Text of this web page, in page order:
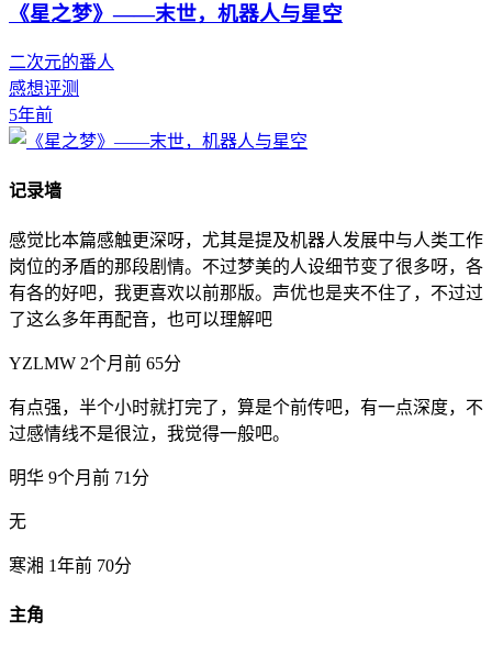
《星之梦》——末世，机器人与星空
二次元的番人
感想评测
5年前
记录墙
感觉比本篇感触更深呀，尤其是提及机器人发展中与人类工作
岗位的矛盾的那段剧情。不过梦美的人设细节变了很多呀，各
有各的好吧，我更喜欢以前那版。声优也是夹不住了，不过过
了这么多年再配音，也可以理解吧
YZLMW 2个月前 65分
有点强，半个小时就打完了，算是个前传吧，有一点深度，不
过感情线不是很泣，我觉得一般吧。
明华 9个月前 71分
无
寒湘 1年前 70分
主角